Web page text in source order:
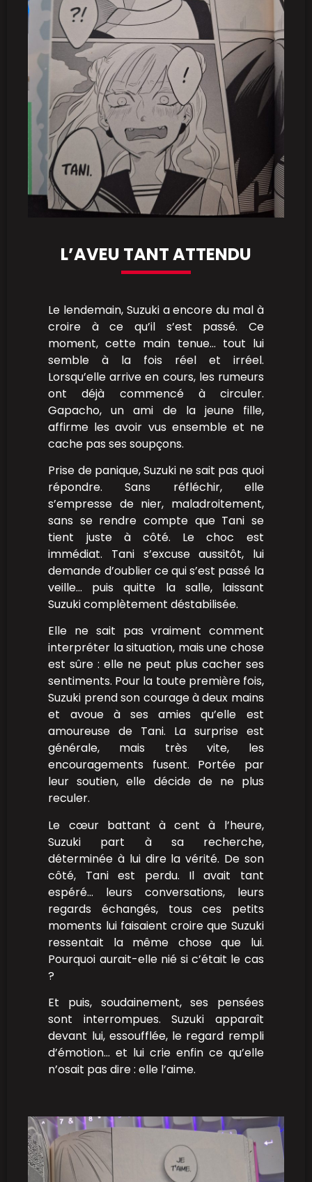
L’AVEU TANT ATTENDU
Le lendemain, Suzuki a encore du mal à
croire à ce qu’il s’est passé. Ce
moment, cette main tenue… tout lui
semble à la fois réel et irréel.
Lorsqu’elle arrive en cours, les rumeurs
ont déjà commencé à circuler.
Gapacho, un ami de la jeune fille,
affirme les avoir vus ensemble et ne
cache pas ses soupçons.
Prise de panique, Suzuki ne sait pas quoi
répondre. Sans réfléchir, elle
s’empresse de nier, maladroitement,
sans se rendre compte que Tani se
tient juste à côté. Le choc est
immédiat. Tani s’excuse aussitôt, lui
demande d’oublier ce qui s’est passé la
veille… puis quitte la salle, laissant
Suzuki complètement déstabilisée.
Elle ne sait pas vraiment comment
interpréter la situation, mais une chose
est sûre : elle ne peut plus cacher ses
sentiments. Pour la toute première fois,
Suzuki prend son courage à deux mains
et avoue à ses amies qu’elle est
amoureuse de Tani. La surprise est
générale, mais très vite, les
encouragements fusent. Portée par
leur soutien, elle décide de ne plus
reculer.
Le cœur battant à cent à l’heure,
Suzuki part à sa recherche,
déterminée à lui dire la vérité. De son
côté, Tani est perdu. Il avait tant
espéré… leurs conversations, leurs
regards échangés, tous ces petits
moments lui faisaient croire que Suzuki
ressentait la même chose que lui.
Pourquoi aurait-elle nié si c’était le cas
?
Et puis, soudainement, ses pensées
sont interrompues. Suzuki apparaît
devant lui, essoufflée, le regard rempli
d’émotion… et lui crie enfin ce qu’elle
n’osait pas dire : elle l’aime.